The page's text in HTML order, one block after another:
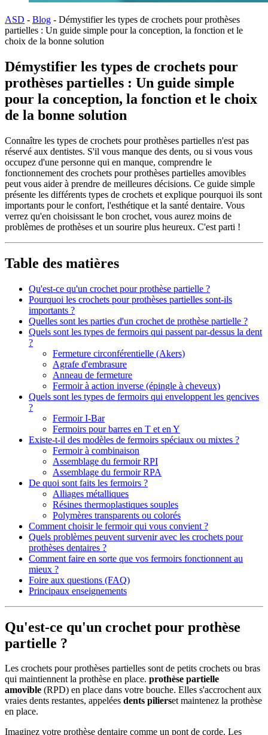
ASD - Blog - Démystifier les types de crochets pour prothèses
partielles : Un guide simple pour la conception, la fonction et le
choix de la bonne solution
Démystifier les types de crochets pour
prothèses partielles : Un guide simple
pour la conception, la fonction et le choix
de la bonne solution
Connaître les types de crochets pour prothèses partielles n'est pas
réservé aux dentistes. S'il vous manque des dents, ou si vous vous
occupez d'une personne qui en manque, comprendre le
fonctionnement des crochets pour prothèses partielles amovibles
peut vous aider à prendre de meilleures décisions. Ce guide simple
présente les différents types de crochets et explique pourquoi ils sont
importants pour le confort, l'esthétique et la santé dentaire. Vous
verrez qu'en choisissant le bon crochet, vous aurez moins de
problèmes de prothèses et un sourire plus heureux. C'est parti !
Table des matières
Qu'est-ce qu'un crochet pour prothèse partielle ?
Pourquoi les crochets pour prothèses partielles sont-ils
importants ?
Quelles sont les parties d'un crochet de prothèse partielle ?
Quels sont les types de fermoirs qui passent par-dessus la dent
?
Fermeture circonférentielle (Akers)
Agrafe d'embrasure
Anneau de fermeture
Fermoir à action inverse (épingle à cheveux)
Quels sont les types de fermoirs qui enveloppent les gencives
?
Fermoir I-Bar
Fermoirs pour barres en T et en Y
Existe-t-il des modèles de fermoirs spéciaux ou mixtes ?
Fermoir à combinaison
Assemblage du fermoir RPI
Assemblage du fermoir RPA
De quoi sont faits les fermoirs ?
Alliages métalliques
Résines thermoplastiques souples
Polymères transparents ou colorés
Comment choisir le fermoir qui vous convient ?
Quels problèmes peuvent survenir avec les crochets pour
prothèses dentaires ?
Comment faire en sorte que vos fermoirs fonctionnent au
mieux ?
Foire aux questions (FAQ)
Principaux enseignements
Qu'est-ce qu'un crochet pour prothèse
partielle ?
Les crochets pour prothèses partielles sont de petits crochets ou bras
qui maintiennent la prothèse en place. prothèse partielle
amovible (RPD) en place dans votre bouche. Elles s'accrochent aux
vraies dents restantes, appelées dents pilierset maintenez la prothèse
en place.
Imaginez votre prothèse dentaire comme un pont de corde. Les